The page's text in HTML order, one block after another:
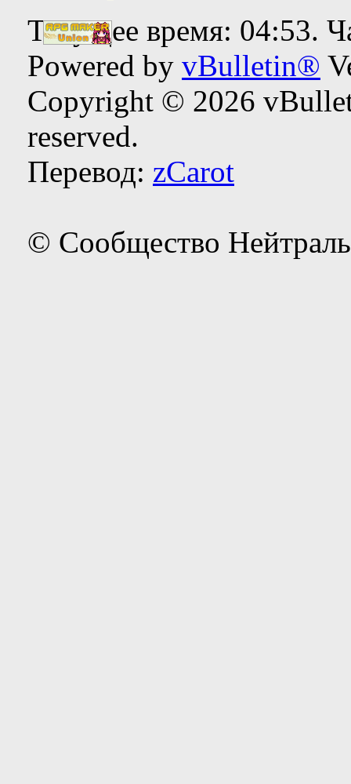
Текущее время: 04:53.
Powered by vBulletin®
Copyright © 2026
reserved.
Перевод: zCarot
© Сообщество